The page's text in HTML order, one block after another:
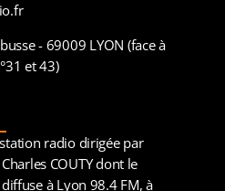
- 69009 LYON (face à
et 43)
radio dirigée par
COUTY dont le
à Lyon 98.4 FM, à